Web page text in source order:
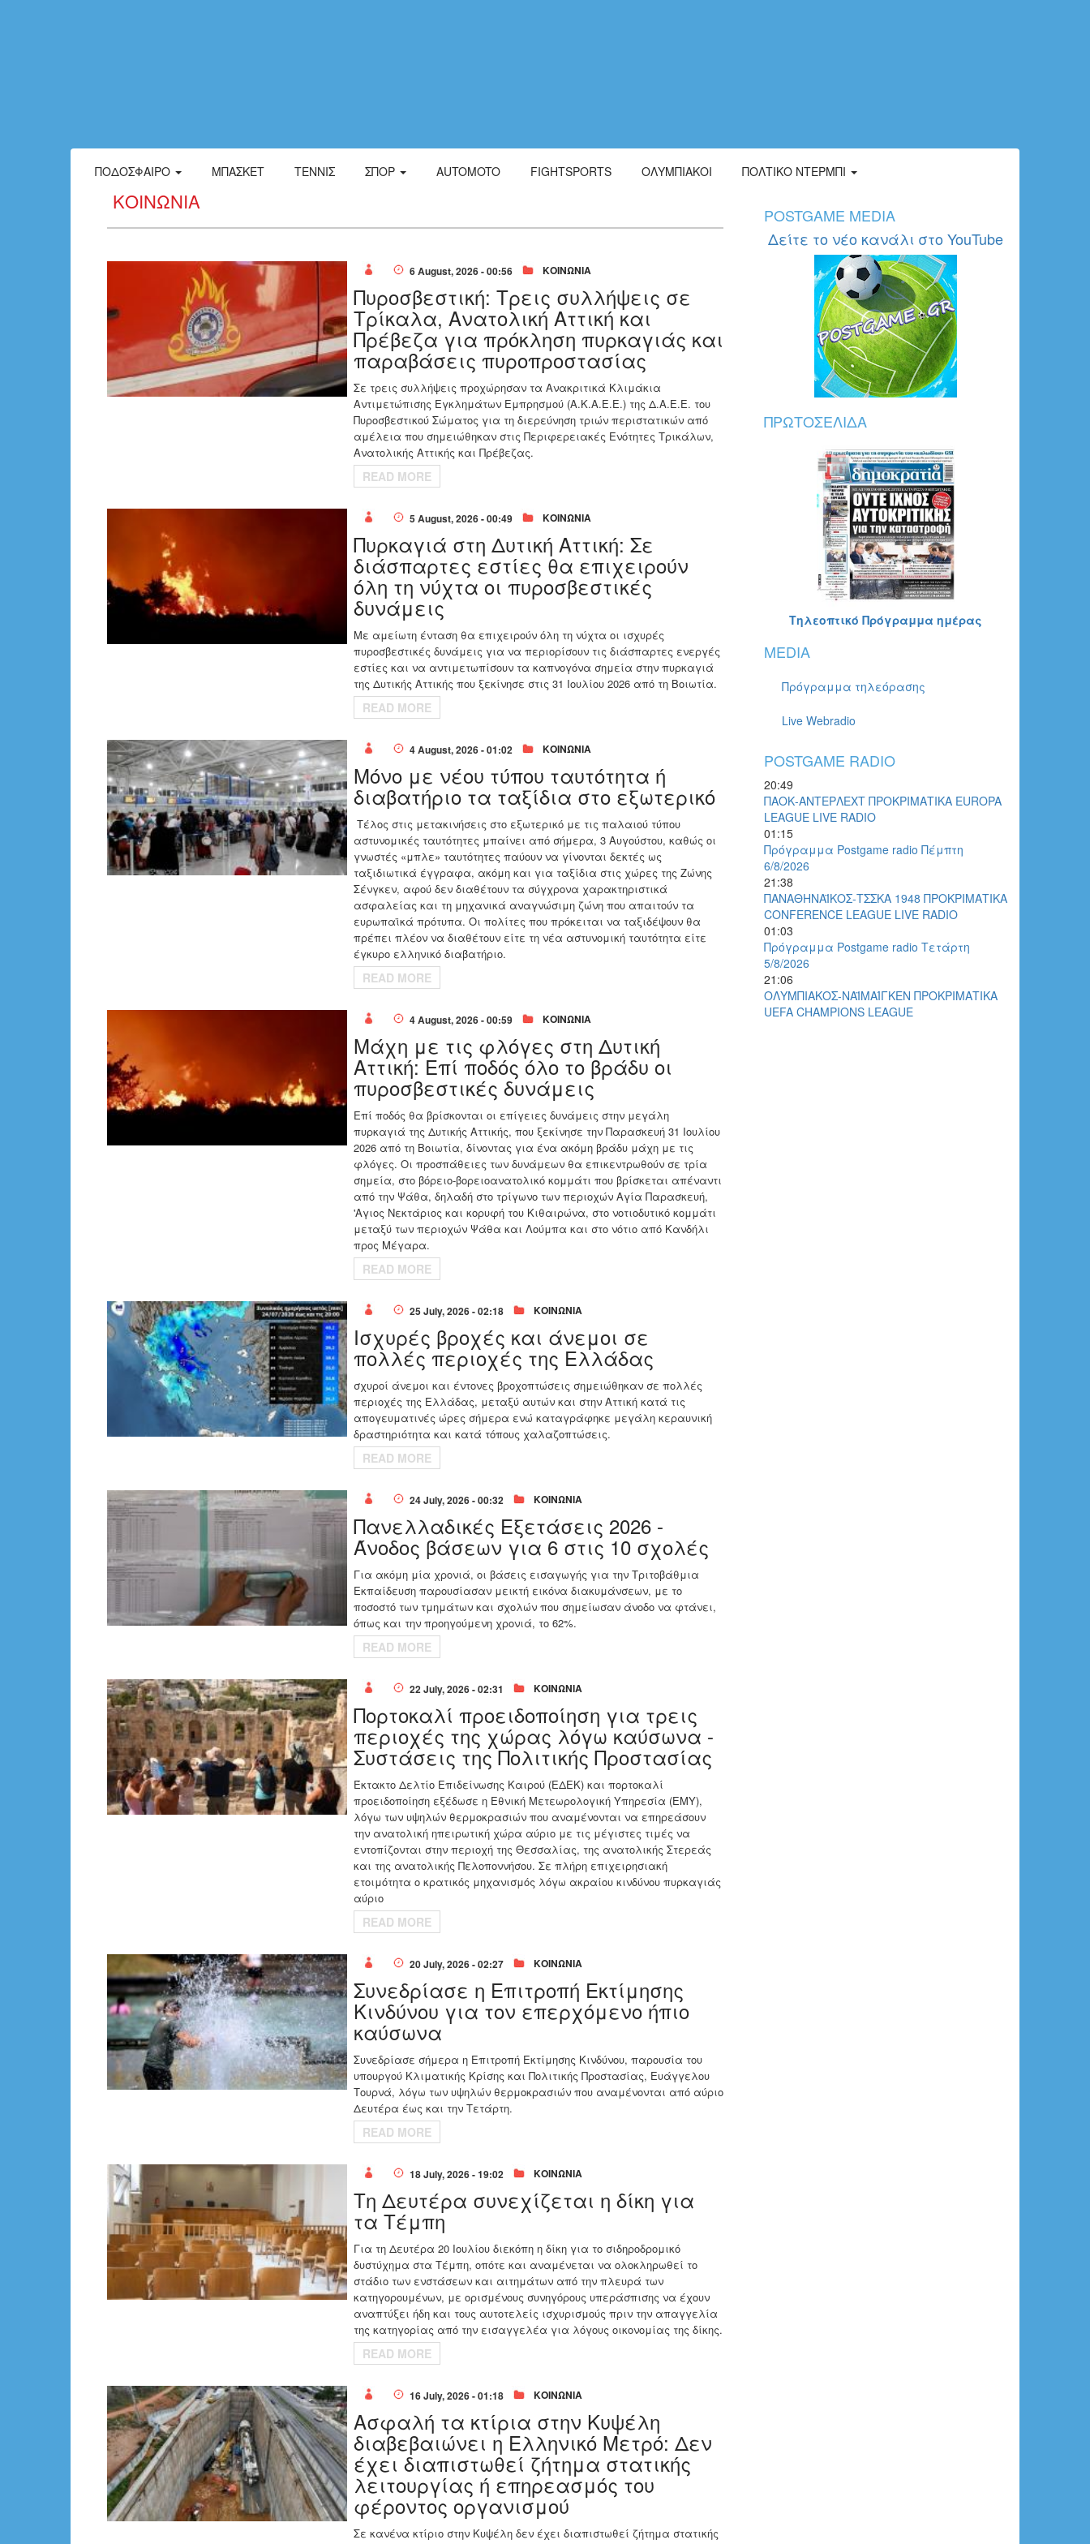
ΠΟΔΌΣΦΑΙΡΟ ΜΠΆΣΚΕΤ ΤΈΝΝΙΣ ΣΠΟΡ AUTOMOTO FIGHTSPORTS ΟΛΥΜΠΙΑΚΟΙ ΠΟΛΤΙΚΌ ΝΤΈΡΜΠΙ
ΚΟΙΝΩΝΙΑ
6 August, 2026 - 00:56 ΚΟΙΝΩΝΙΑ
Πυροσβεστική: Τρεις συλλήψεις σε
Τρίκαλα, Ανατολική Αττική και
Πρέβεζα για πρόκληση πυρκαγιάς και
παραβάσεις πυροπροστασίας
Σε τρεις συλλήψεις προχώρησαν τα Ανακριτικά Κλιμάκια
Αντιμετώπισης Εγκλημάτων Εμπρησμού (Α.Κ.Α.Ε.Ε.) της Δ.Α.Ε.Ε. του
Πυροσβεστικού Σώματος για τη διερεύνηση τριών περιστατικών από
αμέλεια που σημειώθηκαν στις Περιφερειακές Ενότητες Τρικάλων,
Ανατολικής Αττικής και Πρέβεζας.
READ MORE
5 August, 2026 - 00:49 ΚΟΙΝΩΝΙΑ
Πυρκαγιά στη Δυτική Αττική: Σε
διάσπαρτες εστίες θα επιχειρούν
όλη τη νύχτα οι πυροσβεστικές
δυνάμεις
Με αμείωτη ένταση θα επιχειρούν όλη τη νύχτα οι ισχυρές
πυροσβεστικές δυνάμεις για να περιορίσουν τις διάσπαρτες ενεργές
εστίες και να αντιμετωπίσουν τα καπνογόνα σημεία στην πυρκαγιά
της Δυτικής Αττικής που ξεκίνησε στις 31 Ιουλίου 2026 από τη Βοιωτία.
READ MORE
4 August, 2026 - 01:02 ΚΟΙΝΩΝΙΑ
Μόνο με νέου τύπου ταυτότητα ή
διαβατήριο τα ταξίδια στο εξωτερικό
Τέλος στις μετακινήσεις στο εξωτερικό με τις παλαιού τύπου
αστυνομικές ταυτότητες μπαίνει από σήμερα, 3 Αυγούστου, καθώς οι
γνωστές «μπλε» ταυτότητες παύουν να γίνονται δεκτές ως
ταξιδιωτικά έγγραφα, ακόμη και για ταξίδια στις χώρες της Ζώνης
Σένγκεν, αφού δεν διαθέτουν τα σύγχρονα χαρακτηριστικά
ασφαλείας και τη μηχανικά αναγνώσιμη ζώνη που απαιτούν τα
ευρωπαϊκά πρότυπα. Οι πολίτες που πρόκειται να ταξιδέψουν θα
πρέπει πλέον να διαθέτουν είτε τη νέα αστυνομική ταυτότητα είτε
έγκυρο ελληνικό διαβατήριο.
READ MORE
4 August, 2026 - 00:59 ΚΟΙΝΩΝΙΑ
Μάχη με τις φλόγες στη Δυτική
Αττική: Επί ποδός όλο το βράδυ οι
πυροσβεστικές δυνάμεις
Επί ποδός θα βρίσκονται οι επίγειες δυνάμεις στην μεγάλη
πυρκαγιά της Δυτικής Αττικής, που ξεκίνησε την Παρασκευή 31 Ιουλίου
2026 από τη Βοιωτία, δίνοντας για ένα ακόμη βράδυ μάχη με τις
φλόγες. Οι προσπάθειες των δυνάμεων θα επικεντρωθούν σε τρία
σημεία, στο βόρειο-βορειοανατολικό κομμάτι που βρίσκεται απέναντι
από την Ψάθα, δηλαδή στο τρίγωνο των περιοχών Αγία Παρασκευή,
'Αγιος Νεκτάριος και κορυφή του Κιθαιρώνα, στο νοτιοδυτικό κομμάτι
μεταξύ των περιοχών Ψάθα και Λούμπα και στο νότιο από Κανδήλι
προς Μέγαρα.
READ MORE
25 July, 2026 - 02:18 ΚΟΙΝΩΝΙΑ
Ισχυρές βροχές και άνεμοι σε
πολλές περιοχές της Ελλάδας
σχυροί άνεμοι και έντονες βροχοπτώσεις σημειώθηκαν σε πολλές
περιοχές της Ελλάδας, μεταξύ αυτών και στην Αττική κατά τις
απογευματινές ώρες σήμερα ενώ καταγράφηκε μεγάλη κεραυνική
δραστηριότητα και κατά τόπους χαλαζοπτώσεις.
READ MORE
24 July, 2026 - 00:32 ΚΟΙΝΩΝΙΑ
Πανελλαδικές Εξετάσεις 2026 -
Άνοδος βάσεων για 6 στις 10 σχολές
Για ακόμη μία χρονιά, οι βάσεις εισαγωγής για την Τριτοβάθμια
Εκπαίδευση παρουσίασαν μεικτή εικόνα διακυμάνσεων, με το
ποσοστό των τμημάτων και σχολών που σημείωσαν άνοδο να φτάνει,
όπως και την προηγούμενη χρονιά, το 62%.
READ MORE
22 July, 2026 - 02:31 ΚΟΙΝΩΝΙΑ
Πορτοκαλί προειδοποίηση για τρεις
περιοχές της χώρας λόγω καύσωνα -
Συστάσεις της Πολιτικής Προστασίας
Έκτακτο Δελτίο Επιδείνωσης Καιρού (ΕΔΕΚ) και πορτοκαλί
προειδοποίηση εξέδωσε η Εθνική Μετεωρολογική Υπηρεσία (ΕΜΥ),
λόγω των υψηλών θερμοκρασιών που αναμένονται να επηρεάσουν
την ανατολική ηπειρωτική χώρα αύριο με τις μέγιστες τιμές να
εντοπίζονται στην περιοχή της Θεσσαλίας, της ανατολικής Στερεάς
και της ανατολικής Πελοποννήσου. Σε πλήρη επιχειρησιακή
ετοιμότητα ο κρατικός μηχανισμός λόγω ακραίου κινδύνου πυρκαγιάς
αύριο
READ MORE
20 July, 2026 - 02:27 ΚΟΙΝΩΝΙΑ
Συνεδρίασε η Επιτροπή Εκτίμησης
Κινδύνου για τον επερχόμενο ήπιο
καύσωνα
Συνεδρίασε σήμερα η Επιτροπή Εκτίμησης Κινδύνου, παρουσία του
υπουργού Κλιματικής Κρίσης και Πολιτικής Προστασίας, Ευάγγελου
Τουρνά, λόγω των υψηλών θερμοκρασιών που αναμένονται από αύριο
Δευτέρα έως και την Τετάρτη.
READ MORE
18 July, 2026 - 19:02 ΚΟΙΝΩΝΙΑ
Τη Δευτέρα συνεχίζεται η δίκη για
τα Τέμπη
Για τη Δευτέρα 20 Ιουλίου διεκόπη η δίκη για το σιδηροδρομικό
δυστύχημα στα Τέμπη, οπότε και αναμένεται να ολοκληρωθεί το
στάδιο των ενστάσεων και αιτημάτων από την πλευρά των
κατηγορουμένων, με ορισμένους συνηγόρους υπεράσπισης να έχουν
αναπτύξει ήδη και τους αυτοτελείς ισχυρισμούς πριν την απαγγελία
της κατηγορίας από την εισαγγελέα για λόγους οικονομίας της δίκης.
READ MORE
16 July, 2026 - 01:18 ΚΟΙΝΩΝΙΑ
Ασφαλή τα κτίρια στην Κυψέλη
διαβεβαιώνει η Ελληνικό Μετρό: Δεν
έχει διαπιστωθεί ζήτημα στατικής
λειτουργίας ή επηρεασμός του
φέροντος οργανισμού
Σε κανένα κτίριο στην Κυψέλη δεν έχει διαπιστωθεί ζήτημα στατικής
POSTGAME MEDIA
Δείτε το νέο κανάλι στο YouTube
ΠΡΩΤΟΣΈΛΙΔΑ
Τηλεοπτικό Πρόγραμμα ημέρας
MEDIA
Πρόγραμμα τηλεόρασης
Live Webradio
POSTGAME RADIO
20:49
ΠΑΟΚ-ΑΝΤΕΡΛΕΧΤ ΠΡΟΚΡΙΜΑΤΙΚΑ EUROPA
LEAGUE LIVE RADIO
01:15
Πρόγραμμα Postgame radio Πέμπτη
6/8/2026
21:38
ΠΑΝΑΘΗΝΑΪΚΟΣ-ΤΣΣΚΑ 1948 ΠΡΟΚΡΙΜΑΤΙΚΑ
CONFERENCE LEAGUE LIVE RADIO
01:03
Πρόγραμμα Postgame radio Τετάρτη
5/8/2026
21:06
ΟΛΥΜΠΙΑΚΟΣ-ΝΑΪΜΑΊΓΚΕΝ ΠΡΟΚΡΙΜΑΤΙΚΑ
UEFA CHAMPIONS LEAGUE